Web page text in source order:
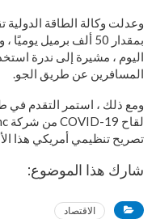
وعدلت وكالة الطاقة الدولية
اليوم ، مشيرة إلى ندرة
المسافرين عن طريق الجو.
ومع ذلك ، استمر التقدم في
تصريح تنظيمي أمريكي هذا
شارك هذا الموضوع:
الاقتصاد